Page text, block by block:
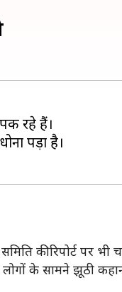
रहे हैं।
पड़ा है।
की रिपोर्ट पर भी
लोगों के सामने झूठी